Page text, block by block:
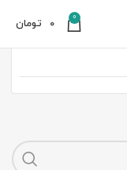
0
0 تومان